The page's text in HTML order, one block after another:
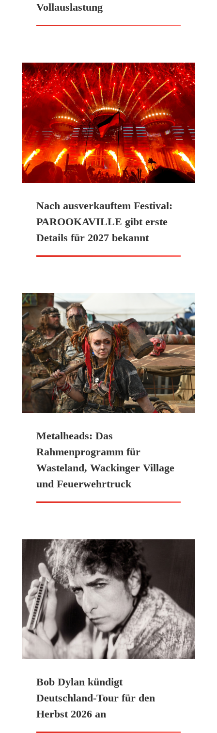
Vollauslastung
Nach ausverkauftem Festival:
PAROOKAVILLE gibt erste
Details für 2027 bekannt
Metalheads: Das
Rahmenprogramm für
Wasteland, Wackinger Village
und Feuerwehrtruck
Bob Dylan kündigt
Deutschland-Tour für den
Herbst 2026 an